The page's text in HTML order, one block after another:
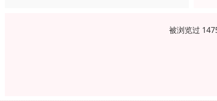
被浏览过